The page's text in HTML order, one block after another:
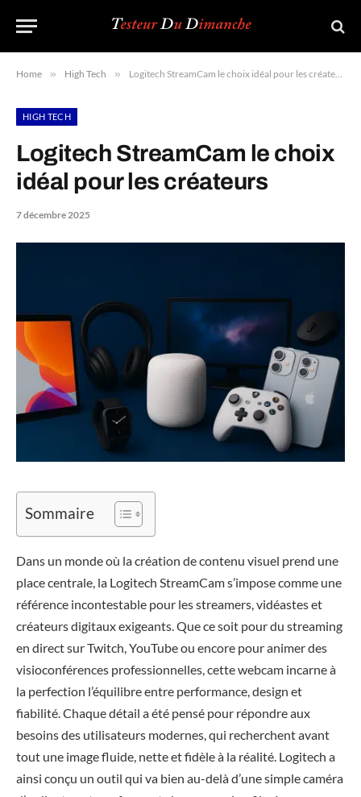
Home » High Tech » Logitech StreamCam le choix idéal pour les créateurs
HIGH TECH
Logitech StreamCam le choix
idéal pour les créateurs
7 décembre 2025
Sommaire
Dans un monde où la création de contenu visuel prend une
place centrale, la Logitech StreamCam s’impose comme une
référence incontestable pour les streamers, vidéastes et
créateurs digitaux exigeants. Que ce soit pour du streaming
en direct sur Twitch, YouTube ou encore pour animer des
visioconférences professionnelles, cette webcam incarne à
la perfection l’équilibre entre performance, design et
fiabilité. Chaque détail a été pensé pour répondre aux
besoins des utilisateurs modernes, qui recherchent avant
tout une image fluide, nette et fidèle à la réalité. Logitech a
ainsi conçu un outil qui va bien au-delà d’une simple caméra